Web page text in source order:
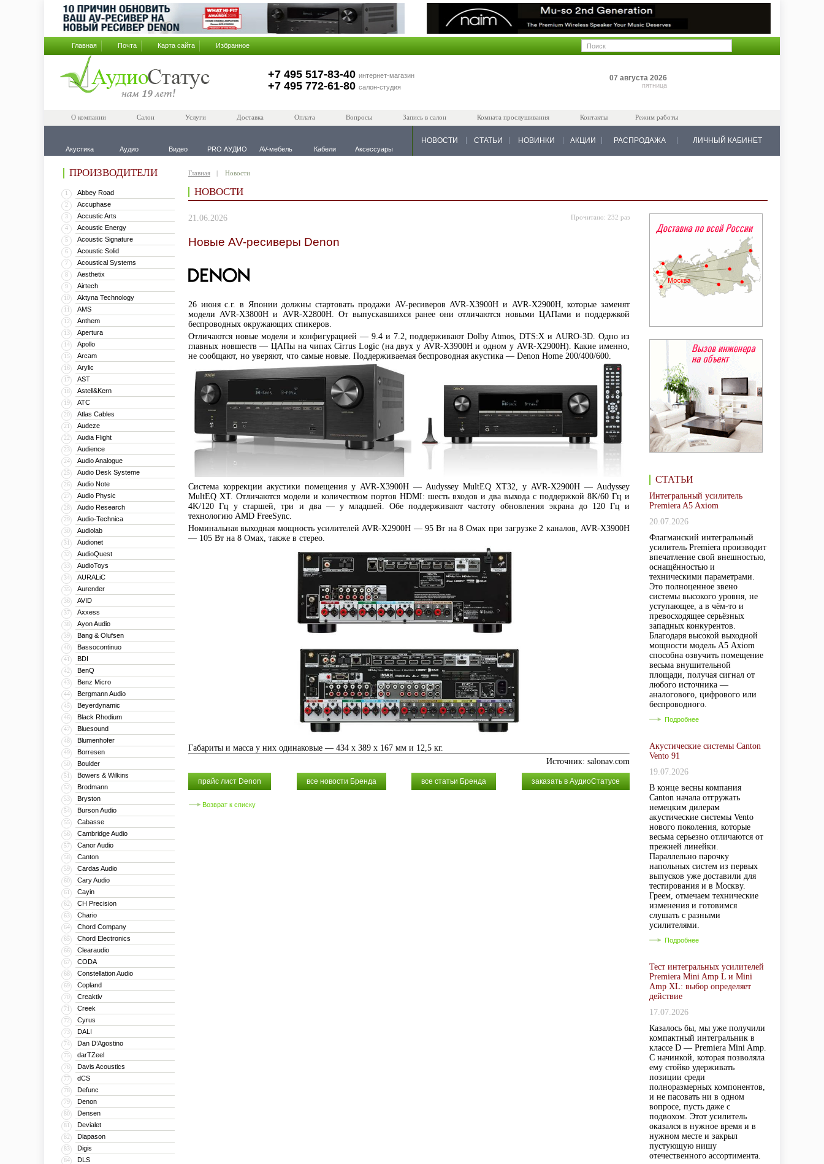
Главная Почта Карта сайта Избранное
+7 495 517-83-40 интернет-магазин
+7 495 772-61-80 салон-студия
07 августа 2026
пятница
О компании Салон Услуги Доставка Оплата Вопросы Запись в салон Комната прослушивания Контакты Режим работы
Акустика Аудио Видео PRO АУДИО AV-мебель Кабели Аксессуары
НОВОСТИ СТАТЬИ НОВИНКИ АКЦИИ РАСПРОДАЖА ЛИЧНЫЙ КАБИНЕТ
ПРОИЗВОДИТЕЛИ
1 Abbey Road
2 Accuphase
3 Accustic Arts
4 Acoustic Energy
5 Acoustic Signature
6 Acoustic Solid
7 Acoustical Systems
8 Aesthetix
9 Airtech
10 Aktyna Technology
11 AMS
12 Anthem
13 Apertura
14 Apollo
15 Arcam
16 Arylic
17 AST
18 Astell&Kern
19 ATC
20 Atlas Cables
21 Audeze
22 Audia Flight
23 Audience
24 Audio Analogue
25 Audio Desk Systeme
26 Audio Note
27 Audio Physic
28 Audio Research
29 Audio-Technica
30 Audiolab
31 Audionet
32 AudioQuest
33 AudioToys
34 AURALiC
35 Aurender
36 AVID
37 Axxess
38 Ayon Audio
39 Bang & Olufsen
40 Bassocontinuo
41 BDI
42 BenQ
43 Benz Micro
44 Bergmann Audio
45 Beyerdynamic
46 Black Rhodium
47 Bluesound
48 Blumenhofer
49 Borresen
50 Boulder
51 Bowers & Wilkins
52 Brodmann
53 Bryston
54 Burson Audio
55 Cabasse
56 Cambridge Audio
57 Canor Audio
58 Canton
59 Cardas Audio
60 Cary Audio
61 Cayin
62 CH Precision
63 Chario
64 Chord Company
65 Chord Electronics
66 Clearaudio
67 CODA
68 Constellation Audio
69 Copland
70 Creaktiv
71 Creek
72 Cyrus
73 DALI
74 Dan D’Agostino
75 darTZeel
76 Davis Acoustics
77 dCS
78 Defunc
79 Denon
80 Densen
81 Devialet
82 Diapason
83 Digis
84 DLS
Главная Новости
НОВОСТИ
СТАТЬИ
Интегральный усилитель
Premiera A5 Axiom
20.07.2026
Флагманский интегральный
усилитель Premiera производит
впечатление свой внешностью,
оснащённостью и
техническими параметрами.
Это полноценное звено
системы высокого уровня, не
уступающее, а в чём-то и
превосходящее серьёзных
западных конкурентов.
Благодаря высокой выходной
мощности модель А5 Axiom
способна озвучить помещение
весьма внушительной
площади, получая сигнал от
любого источника —
аналогового, цифрового или
беспроводного.
Подробнее
Акустические системы Canton
Vento 91
19.07.2026
В конце весны компания
Canton начала отгружать
немецким дилерам
акустические системы Vento
нового поколения, которые
весьма серьезно отличаются от
прежней линейки.
Параллельно парочку
напольных систем из первых
выпусков уже доставили для
тестирования и в Москву.
Греем, отмечаем технические
изменения и готовимся
слушать с разными
усилителями.
Подробнее
Тест интегральных усилителей
Premiera Mini Amp L и Mini
Amp XL: выбор определяет
действие
17.07.2026
Казалось бы, мы уже получили
компактный интегральник в
классе D — Premiera Mini Amp.
С начинкой, которая позволяла
ему стойко удерживать
позиции среди
полноразмерных компонентов,
и не пасовать ни в одном
вопросе, пусть даже с
подвохом. Этот усилитель
оказался в нужное время и в
нужном месте и закрыл
пустующую нишу
отечественного ассортимента.
21.06.2026 Прочитано: 232 раз
Новые AV-ресиверы Denon
26 июня с.г. в Японии должны стартовать продажи AV-ресиверов AVR-X3900H и AVR-X2900H, которые заменят
модели AVR-X3800H и AVR-X2800H. От выпускавшихся ранее они отличаются новыми ЦАПами и поддержкой
беспроводных окружающих спикеров.
Отличаются новые модели и конфигурацией — 9.4 и 7.2, поддерживают Dolby Atmos, DTS:X и AURO-3D. Одно из
главных новшеств — ЦАПы на чипах Cirrus Logic (на двух у AVR-X3900H и одном у AVR-X2900H). Какие именно,
не сообщают, но уверяют, что самые новые. Поддерживаемая беспроводная акустика — Denon Home 200/400/600.
Система коррекции акустики помещения у AVR-X3900H — Audyssey MultEQ XT32, у AVR-X2900H — Audyssey
MultEQ XT. Отличаются модели и количеством портов HDMI: шесть входов и два выхода с поддержкой 8K/60 Гц и
4K/120 Гц у старшей, три и два — у младшей. Обе поддерживают частоту обновления экрана до 120 Гц и
технологию AMD FreeSync.
Номинальная выходная мощность усилителей AVR-X2900H — 95 Вт на 8 Омах при загрузке 2 каналов, AVR-X3900H
— 105 Вт на 8 Омах, также в стерео.
Габариты и масса у них одинаковые — 434 x 389 x 167 мм и 12,5 кг.
Источник: salonav.com
прайс лист Denon все новости Бренда все статьи Бренда заказать в АудиоСтатусе
Возврат к списку